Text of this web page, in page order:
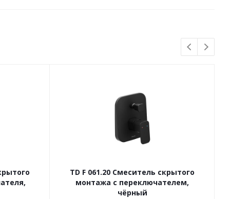
TD F 061.20 Смеситель скрытого
монтажа с переключателем,
чёрный